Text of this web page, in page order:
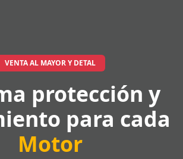
VENTA AL MAYOR Y DETAL
protección y
para cada
Motor